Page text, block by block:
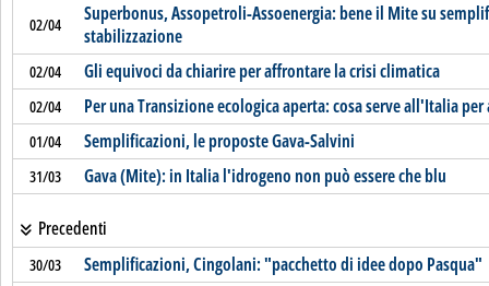
02/04
Superbonus, Assopetroli-Assoenergia: bene il Mite su
stabilizzazione
02/04 Gli equivoci da chiarire per affrontare la crisi climatica
02/04 Per una Transizione ecologica aperta: cosa serve all'Italia
01/04 Semplificazioni, le proposte Gava-Salvini
31/03 Gava (Mite): in Italia l'idrogeno non può essere che blu
Precedenti
30/03 Semplificazioni, Cingolani: "pacchetto di idee dopo Pasqua"